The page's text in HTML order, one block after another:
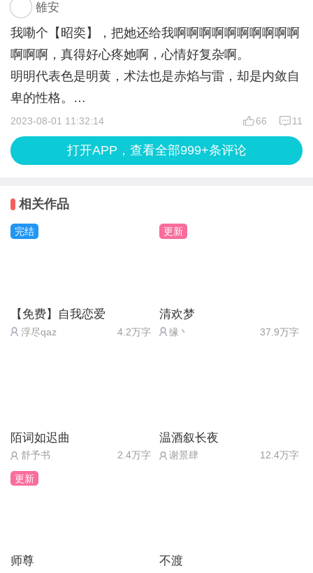
雒安
我嘞个【昭奕】，把她还给我啊啊啊啊啊啊啊啊啊啊
啊啊啊，真得好心疼她啊，心情好复杂啊。
明明代表色是明黄，术法也是赤焰与雷，却是内敛自
卑的性格。
昭昭明明是光明，为什么尽头是黑暗。
她的爱而不得，与徒弟【溪珩】的爱而不得，何常不
相似，啊，我哭死。
*话说，走的徒弟线，但为什么回忆都是师兄的色
彩，记忆里的【原昭奕】，啊，我哭死。
她一脚，不过分吧？”
话说，小徒弟，我都喜欢你了还要捅我一刀（？）当
体）
颊那点，我就特喵的看得很清楚。
11
66
2023-08-01 11:32:14
打开APP，查看全部999+条评论
相关作品
完结
【免费】自我恋爱
浮尽qaz 4.2万字
更新
清欢梦
缘丶 37.9万字
陌词如迟曲
舒予书 2.4万字
温酒叙长夜
谢景肆 12.4万字
更新
师尊 不渡